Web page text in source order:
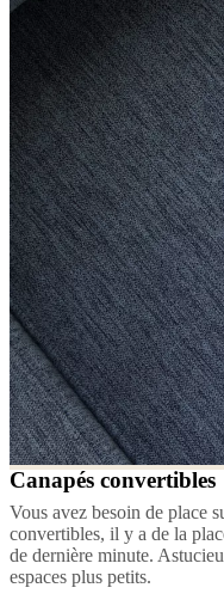
Canapés convertibles
Vous avez besoin de place
convertibles, il y a de la
de dernière minute.
espaces plus petits.